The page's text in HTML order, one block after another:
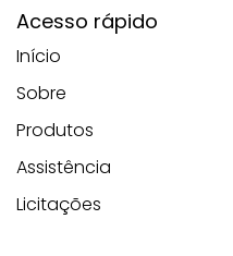
Acesso rápido
Início
Sobre
Produtos
Assistência
Licitações